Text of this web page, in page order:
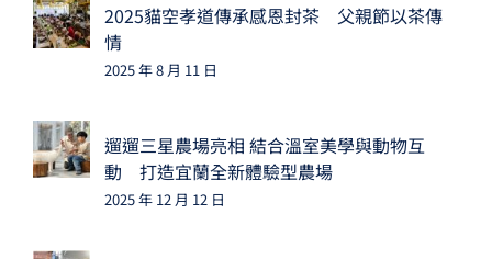
2025貓空孝道傳承感恩封茶 父親節以茶傳
情
2025 年 8 月 11 日
遛遛三星農場亮相 結合溫室美學與動物互
動 打造宜蘭全新體驗型農場
2025 年 12 月 12 日